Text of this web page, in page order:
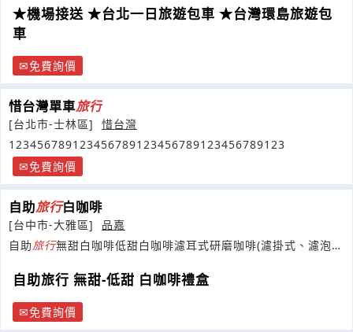
★機場接送 ★台北一日旅遊包車 ★台灣環島旅遊包
車
免費詢價
惜台灣單車旅行
[台北市-士林區]
惜台灣
123456789123456789123456789123456789123
免費詢價
自助旅行白咖啡
[台中市-大雅區]
品嘉
自助旅行無甜白咖啡低甜白咖啡濾耳式研磨咖啡(濾掛式、濾泡
自助旅行 無甜-低甜 白咖啡禮盒
免費詢價